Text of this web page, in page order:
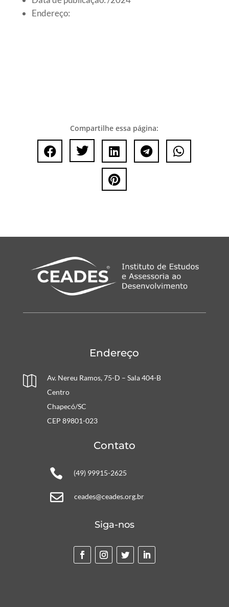
Endereço:
Compartilhe essa página:
    

Endereço

Av. Nereu Ramos, 75-D – Sala 404-B
Centro
Chapecó/SC
CEP 89801-023
Contato
 (49) 99915-2625
 ceades@ceades.org.br
Siga-nos